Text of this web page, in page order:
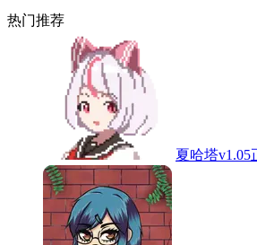
热门推荐
夏哈塔v1.05